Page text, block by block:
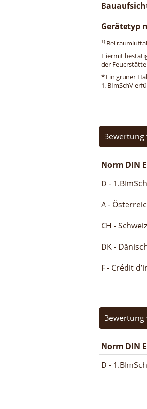
Gerätetyp
1) Bei
Hiermit
der
* Ein grüner
1. BImSchV
Bewertung
Norm DIN
D -
A -
CH -
DK -
F - Crédit
Norm DIN
D -